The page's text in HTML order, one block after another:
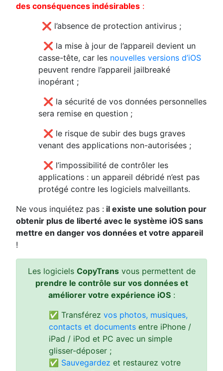
des conséquences indésirables :
❌ l’absence de protection antivirus ;
❌ la mise à jour de l’appareil devient un
casse-tête, car les nouvelles versions d’iOS
peuvent rendre l’appareil jailbreaké
inopérant ;
❌ la sécurité de vos données personnelles
sera remise en question ;
❌ le risque de subir des bugs graves
venant des applications non-autorisées ;
❌ l’impossibilité de contrôler les
applications : un appareil débridé n’est pas
protégé contre les logiciels malveillants.
Ne vous inquiétez pas : il existe une solution pour
obtenir plus de liberté avec le système iOS sans
mettre en danger vos données et votre appareil
!
Les logiciels CopyTransvous permettent de
prendre le contrôle sur vos données et
améliorer votre expérience iOS:
✅ Transférez vos photos, musiques,
contacts et documents entre iPhone /
iPad / iPod et PC avec un simple
glisser-déposer ;
✅ Sauvegardez et restaurez votre